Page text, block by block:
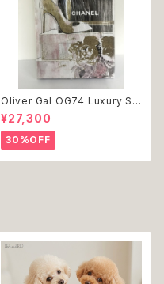
Oliver Gal OG74 Luxury St
acked Shoes Rose Giftbo
x 絵 アート インテリア お祝い
贈り物 プレゼント 結婚 新築 開
店 周年 バースデイ 誕生日 ご褒
美
¥27,300
30%OFF